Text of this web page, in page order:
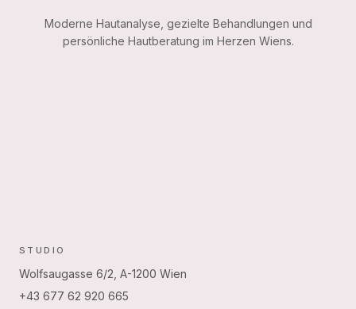
Moderne Hautanalyse, gezielte Behandlungen und
persönliche Hautberatung im Herzen Wiens.
STUDIO
Wolfsaugasse 6/2, A-1200 Wien
+43 677 62 920 665